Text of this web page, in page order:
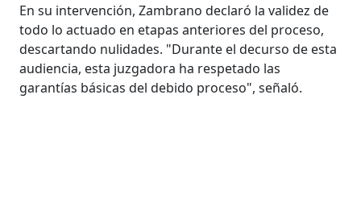
En su intervención, Zambrano declaró la validez de
todo lo actuado en etapas anteriores del proceso,
descartando nulidades. "Durante el decurso de esta
audiencia, esta juzgadora ha respetado las
garantías básicas del debido proceso", señaló.